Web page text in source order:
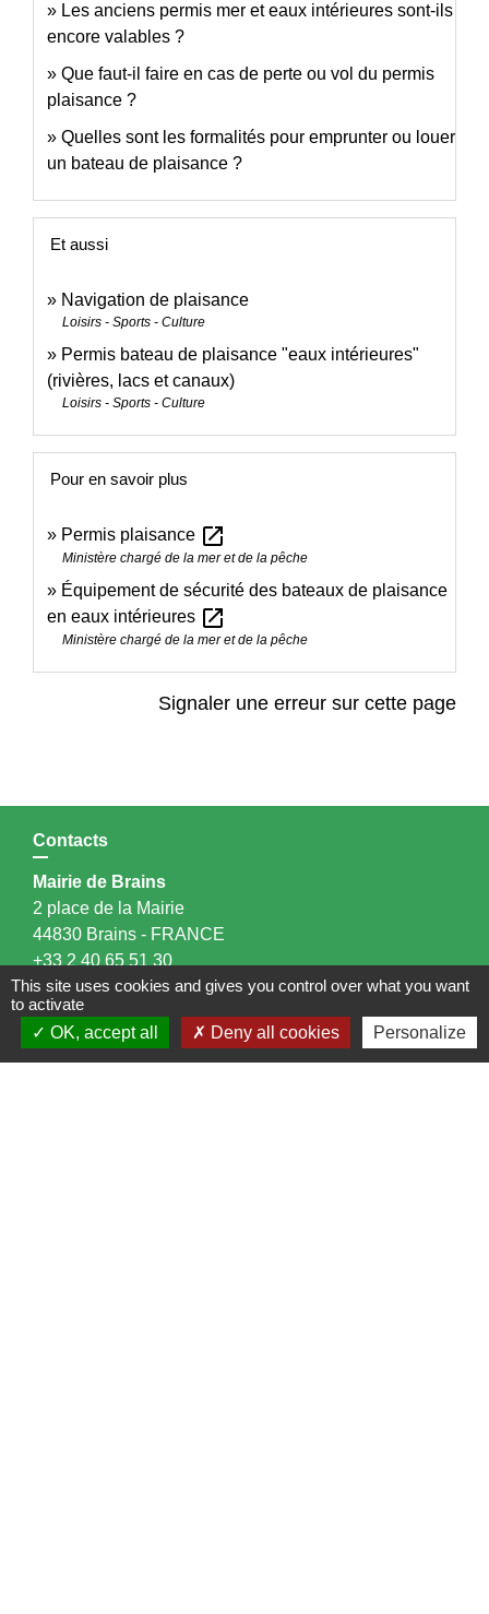
Les anciens permis mer et eaux intérieures sont-ils
encore valables ?
Que faut-il faire en cas de perte ou vol du permis
plaisance ?
Quelles sont les formalités pour emprunter ou louer
un bateau de plaisance ?
Et aussi
Navigation de plaisance
Loisirs - Sports - Culture
Permis bateau de plaisance "eaux intérieures"
(rivières, lacs et canaux)
Loisirs - Sports - Culture
Pour en savoir plus
Permis plaisance open_in_new
Ministère chargé de la mer et de la pêche
Équipement de sécurité des bateaux de plaisance
en eaux intérieures open_in_new
Ministère chargé de la mer et de la pêche
Signaler une erreur sur cette page
Contacts
Mairie de Brains
2 place de la Mairie
44830 Brains - FRANCE
+33 2 40 65 51 30
Contact par formulaire
Horaires d'ouverture:
This site uses cookies and gives you control over what you want
to activate
OK, accept all
Deny all cookies Personalize